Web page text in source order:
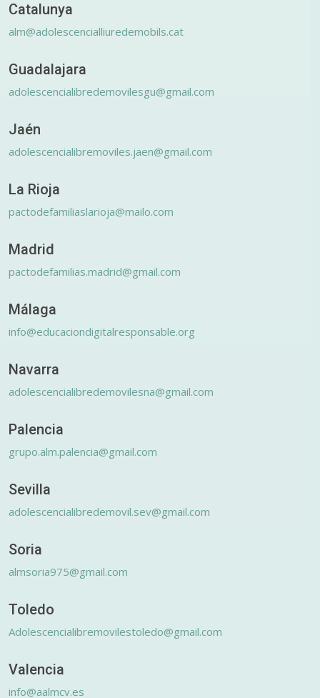
Catalunya
alm@adolescencialliuredemobils.cat
Guadalajara
adolescencialibredemovilesgu@gmail.com
Jaén
adolescencialibremoviles.jaen@gmail.com
La Rioja
pactodefamiliaslarioja@mailo.com
Madrid
pactodefamilias.madrid@gmail.com
Málaga
info@educaciondigitalresponsable.org
Navarra
adolescencialibredemovilesna@gmail.com
Palencia
grupo.alm.palencia@gmail.com
Sevilla
adolescencialibredemovil.sev@gmail.com
Soria
almsoria975@gmail.com
Toledo
Adolescencialibremovilestoledo@gmail.com
Valencia
info@aalmcv.es